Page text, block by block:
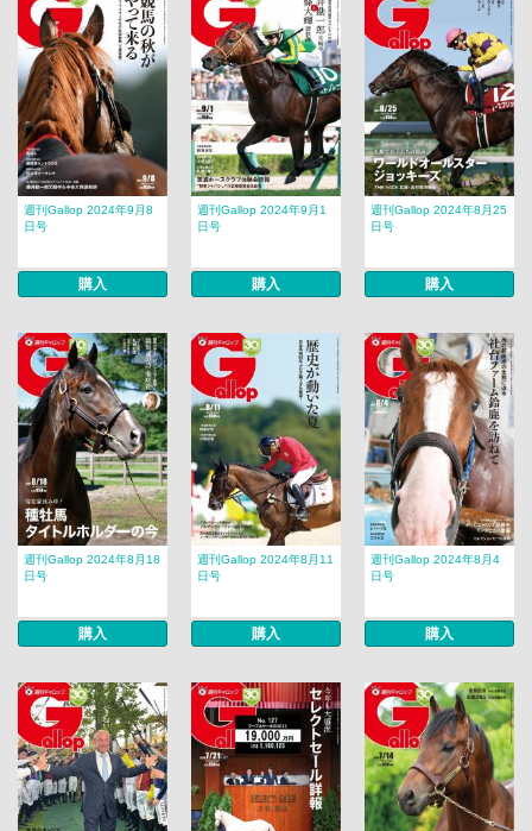
週刊Gallop 2024年9月8
日号
購入
週刊Gallop 2024年9月1
日号
購入
週刊Gallop 2024年8月25
日号
購入
週刊Gallop 2024年8月18
日号
購入
週刊Gallop 2024年8月11
日号
購入
週刊Gallop 2024年8月4
日号
購入